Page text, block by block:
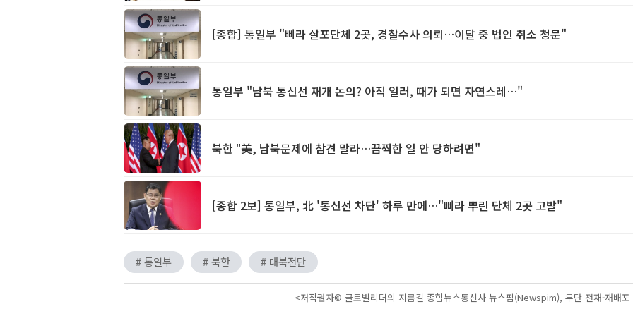
[종합] 통일부 "삐라 살포단체 2곳, 경찰수사 의뢰…이달 중 법인 취소 청문"
통일부 "남북 통신선 재개 논의? 아직 일러, 때가 되면 자연스레…"
북한 "美, 남북문제에 참견 말라…끔찍한 일 안 당하려면"
[종합 2보] 통일부, 北 '통신선 차단' 하루 만에…"삐라 뿌린 단체 2곳 고발"
# 통일부 # 북한 # 대북전단
<저작권자© 글로벌리더의 지름길 종합뉴스통신사 뉴스핌(Newspim), 무단 전재-재배포